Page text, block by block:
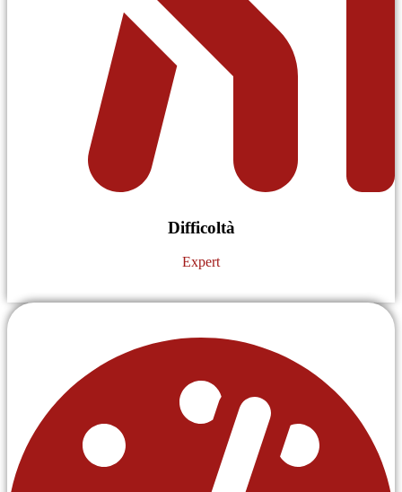
Difficoltà
Expert